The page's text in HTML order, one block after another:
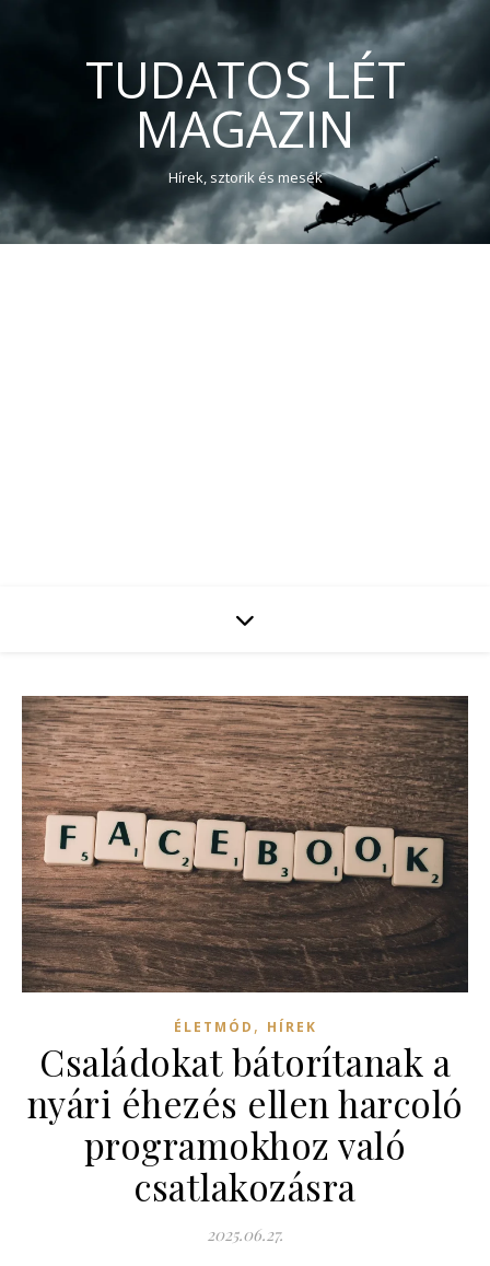
TUDATOS LÉT
MAGAZIN
Hírek, sztorik és mesék
ÉLETMÓD , HÍREK
Családokat bátorítanak a
nyári éhezés ellen harcoló
programokhoz való
csatlakozásra
2025.06.27.